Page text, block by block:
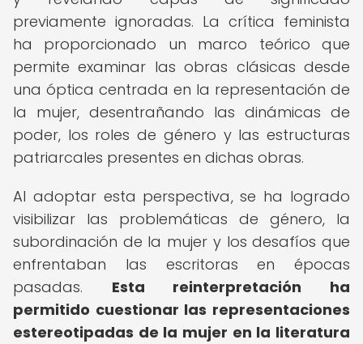
previamente ignoradas. La crítica feminista
ha proporcionado un marco teórico que
permite examinar las obras clásicas desde
una óptica centrada en la representación de
la mujer, desentrañando las dinámicas de
poder, los roles de género y las estructuras
patriarcales presentes en dichas obras.
Al adoptar esta perspectiva, se ha logrado
visibilizar las problemáticas de género, la
subordinación de la mujer y los desafíos que
enfrentaban las escritoras en épocas
pasadas. Esta reinterpretación ha
permitido cuestionar las representaciones
estereotipadas de la mujer en la literatura